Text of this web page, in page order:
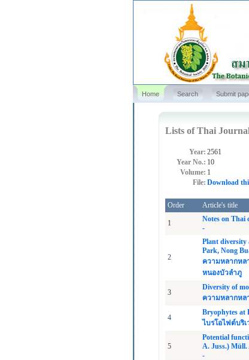
Home Search Submit
Lists of Thai
Year: 2561
Year No.: 10
Volume: 1
File: Download
Order Article's title
1
Notes on Thai
-
2
Plant diversity
Park, Nong
ความหลากหล
หนองบัวลำภู
3
Diversity of
ความหลากหล
4
Bryophytes at
ไบรโอไฟต์บริ
5
Potential
A. Juss.) Müll.
-